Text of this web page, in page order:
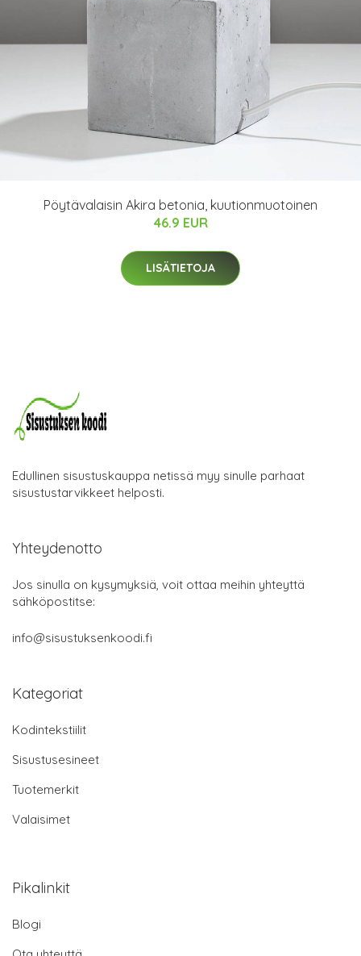
Pöytävalaisin Akira betonia, kuutionmuotoinen
46.9 EUR
LISÄTIETOJA
Edullinen sisustuskauppa netissä myy sinulle parhaat
sisustustarvikkeet helposti.
Yhteydenotto
Jos sinulla on kysymyksiä, voit ottaa meihin yhteyttä
sähköpostitse:
info@sisustuksenkoodi.fi
Kategoriat
Kodintekstiilit
Sisustusesineet
Tuotemerkit
Valaisimet
Pikalinkit
Blogi